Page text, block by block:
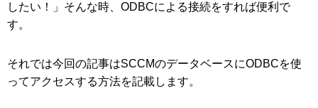
したい！」そんな時、ODBCによる接続をすれば便利で
す。
それでは今回の記事はSCCMのデータベースにODBCを使
ってアクセスする方法を記載します。